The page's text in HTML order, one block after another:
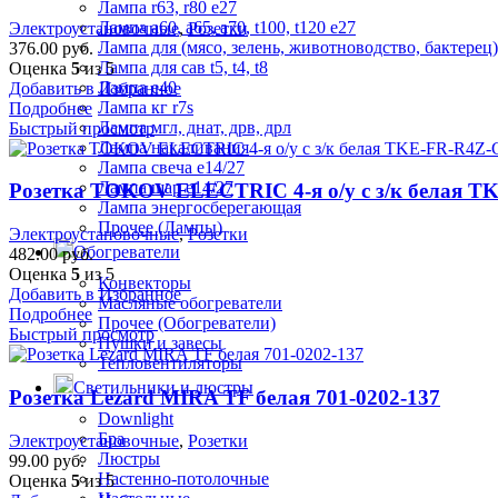
Лампа r63, r80 е27
Лампа а60, а65, а70, t100, t120 е27
Лампа для (мясо, зелень, животноводство, бактерец)
Лампа для сав t5, t4, t8
Лампа е40
Лампа кг r7s
Лампа мгл, днат, дрв, дрл
Лампа накаливания
Лампа свеча е14/27
Лампа шар е14/27
Лампа энергосберегающая
Прочее (Лампы)
Обогреватели
Конвекторы
Масляные обогреватели
Прочее (Обогреватели)
Пушки и завесы
Тепловентиляторы
Светильники и люстры
Downlight
Бра
Люстры
Настенно-потолочные
Электроустановочные,Розетки
376.00 руб.
Оценка 5из 5
Добавить в Избранное
Подробнее
Быстрый просмотр
Розетка TOKOV ELECTRIC 4-я о/у с з/к белая
Электроустановочные,Розетки
482.00руб.
Оценка 5 из 5
Добавить в Избранное
Подробнее
Быстрый просмотр
Розетка Lezard MIRA TF белая 701-0202-137
Электроустановочные, Розетки
99.00 руб.
Оценка 5из 5